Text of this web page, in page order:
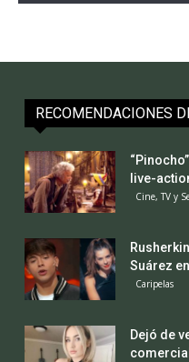
RECOMENDACIONES
live-
Cine, TV y
Suárez
Caripelas
Dejó de